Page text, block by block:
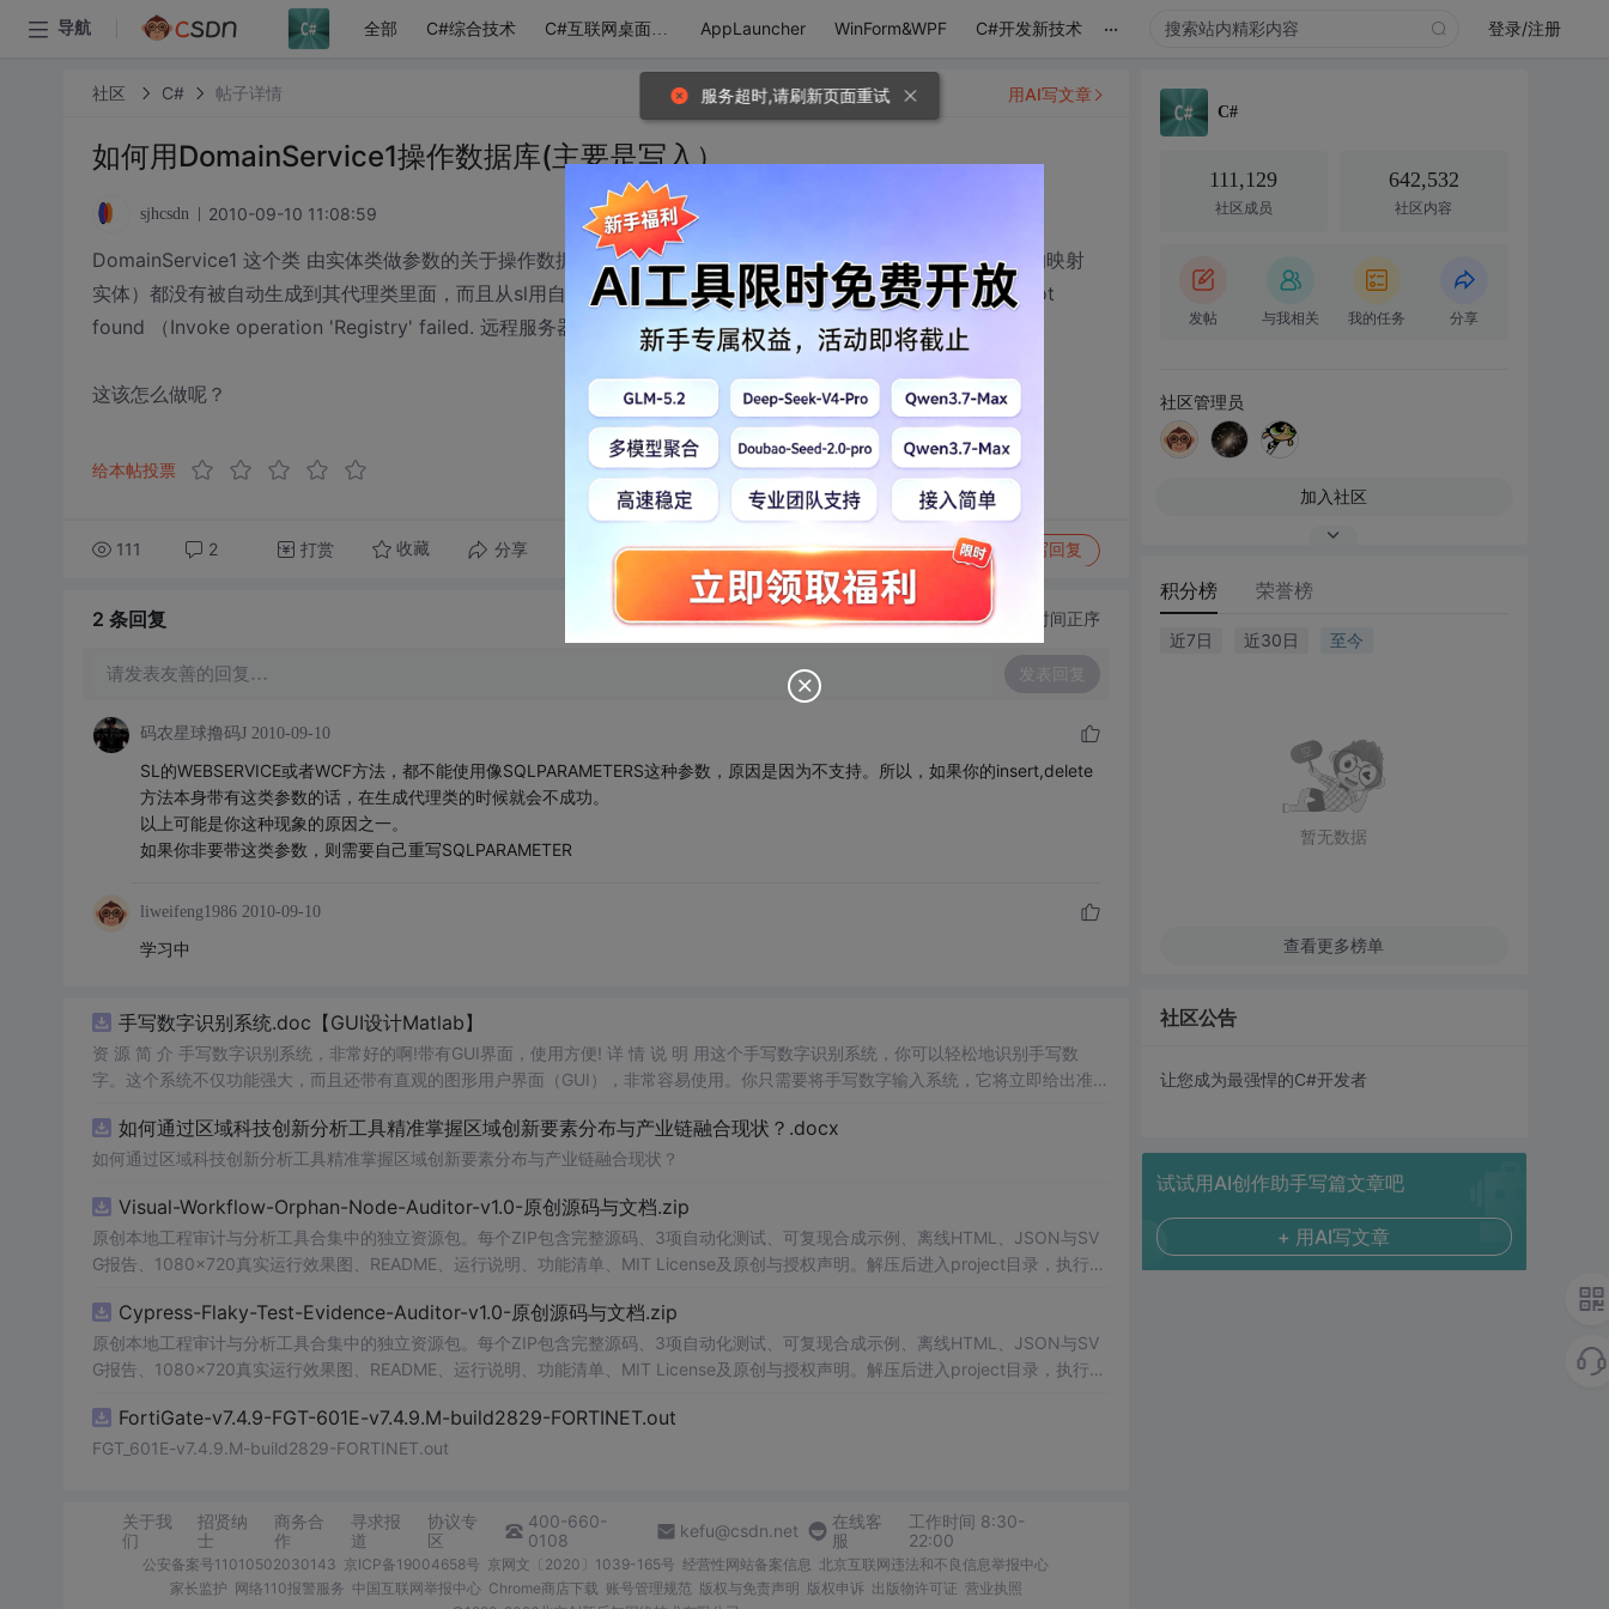
导航 全部 C#综合技术 C#互联网桌面应用 AppLauncher WinForm&WPF C#开发新技术 ... 登录/注册
社区 C# 帖子详情
如何用DomainService1操作数据库(主要是写入）
sjhcsdn 2010-09-10 11:08:59
DomainService1 这个类 由实体类做参数的关于操作数据库的方法（象insert,delete等参数这里为“用户”一个表的映射
实体）都没有被自动生成到其代理类里面，而且从sl用自定义的"Registry"向数据库做插入操作时 提示，服务端not
found （Invoke operation 'Registry' failed. 远程服务器返回了错误: NotFound。）
这该怎么做呢？
给本帖投票
111 2 打赏 收藏 分享 转发到动态 举报 写回复
用AI写文章
2 条回复 切换为时间正序
请发表友善的回复… 发表回复
码农星球撸码J 2010-09-10
SL的WEBSERVICE或者WCF方法，都不能使用像SQLPARAMETERS这种参数，原因是因为不支持。所以，如果你的insert,delete
方法本身带有这类参数的话，在生成代理类的时候就会不成功。
以上可能是你这种现象的原因之一。
如果你非要带这类参数，则需要自己重写SQLPARAMETER
liweifeng1986 2010-09-10
学习中
手写数字识别系统.doc【GUI设计Matlab】
资 源 简 介 手写数字识别系统，非常好的啊!带有GUI界面，使用方便! 详 情 说 明 用这个手写数字识别系统，你可以轻松地识别手写数
字。这个系统不仅功能强大，而且还带有直观的图形用户界面（GUI），非常容易使用。你只需要将手写数字输入系统，它将立即给出准确
便和实用的工具，你一定会喜欢它的！
如何通过区域科技创新分析工具精准掌握区域创新要素分布与产业链融合现状？.docx
如何通过区域科技创新分析工具精准掌握区域创新要素分布与产业链融合现状？
Visual-Workflow-Orphan-Node-Auditor-v1.0-原创源码与文档.zip
原创本地工程审计与分析工具合集中的独立资源包。每个ZIP包含完整源码、3项自动化测试、可复现合成示例、离线HTML、JSON与SV
G报告、1080×720真实运行效果图、README、运行说明、功能清单、MIT License及原创与授权声明。解压后进入project目录，执行np
源码、Logo、官方截图、论文、生产日志或其他受限素材。适合前端开发、AI应用工程、测试审计和课程实践。
Cypress-Flaky-Test-Evidence-Auditor-v1.0-原创源码与文档.zip
原创本地工程审计与分析工具合集中的独立资源包。每个ZIP包含完整源码、3项自动化测试、可复现合成示例、离线HTML、JSON与SV
G报告、1080×720真实运行效果图、README、运行说明、功能清单、MIT License及原创与授权声明。解压后进入project目录，执行np
源码、Logo、官方截图、论文、生产日志或其他受限素材。适合前端开发、AI应用工程、测试审计和课程实践。
FortiGate-v7.4.9-FGT-601E-v7.4.9.M-build2829-FORTINET.out
FGT_601E-v7.4.9.M-build2829-FORTINET.out
关于我
们
招贤纳
士
商务合
作
寻求报
道
协议专
区
400-660-
0108
kefu@csdn.net
在线客
服
工作时间 8:30-
22:00
公安备案号11010502030143 京ICP备19004658号 京网文〔2020〕1039-165号 经营性网站备案信息 北京互联网违法和不良信息举报中心
家长监护 网络110报警服务 中国互联网举报中心 Chrome商店下载 账号管理规范 版权与免责声明 版权申诉 出版物许可证 营业执照
C#
111,129
社区成员
642,532
社区内容
发帖 与我相关 我的任务 分享
社区管理员
加入社区
积分榜 荣誉榜
近7日 近30日 至今
暂无数据
查看更多榜单
社区公告
让您成为最强悍的C#开发者
试试用AI创作助手写篇文章吧
+ 用AI写文章
服务超时,请刷新页面重试